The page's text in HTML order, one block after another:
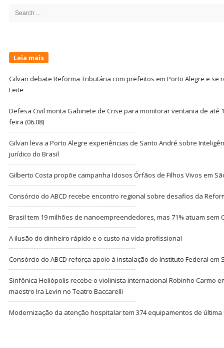
Leia mais
Gilvan debate Reforma Tributária com prefeitos em Porto Alegre e se
Leite
Defesa Civil monta Gabinete de Crise para monitorar ventania de até
feira (06.08)
Gilvan leva a Porto Alegre experiências de Santo André sobre
jurídico do Brasil
Gilberto Costa propõe campanha Idosos Órfãos de Filhos Vivos em
Consórcio do ABCD recebe encontro regional sobre desafios da
Brasil tem 19 milhões de nanoempreendedores, mas 71% atuam sem
A ilusão do dinheiro rápido e o custo na vida profissional
Consórcio do ABCD reforça apoio à instalação do Instituto Federal em
Sinfônica Heliópolis recebe o violinista internacional Robinho Carmo
maestro Ira Levin no Teatro Baccarelli
Modernização da atenção hospitalar tem 374 equipamentos de última